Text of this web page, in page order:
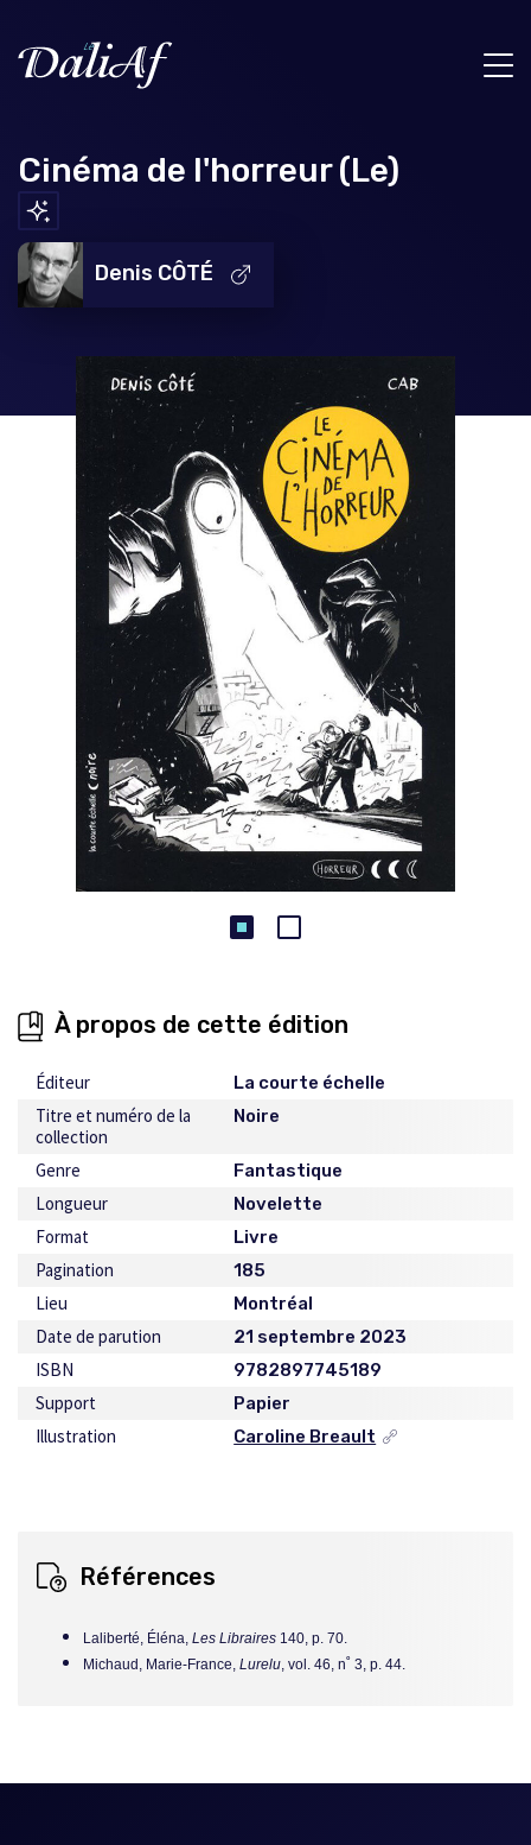
Cinéma de l'horreur (Le)
Denis CÔTÉ
À propos de cette édition
Éditeur La courte échelle
Titre et numéro de la
collection
Noire
Genre Fantastique
Longueur Novelette
Format Livre
Pagination 185
Lieu Montréal
Date de parution 21 septembre 2023
ISBN 9782897745189
Support Papier
Illustration Caroline Breault
Ce
Références
Laliberté, Éléna, Les Libraires 140, p. 70.
Michaud, Marie-France, Lurelu, vol. 46, n˚ 3, p. 44.